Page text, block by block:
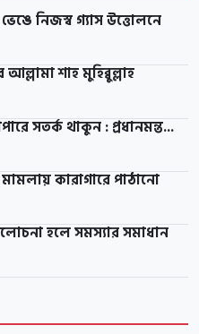
নিজস্ব গ্যাস উত্তোলনে
শাহ মুহিব্বুল্লাহ
সতর্ক থাকুন : প্রধানমন্ত...
কারাগারে পাঠানো
হলে সমস্যার সমাধান